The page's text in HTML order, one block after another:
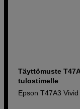
Täyttömuste
tulostimelle
Epson T47A3